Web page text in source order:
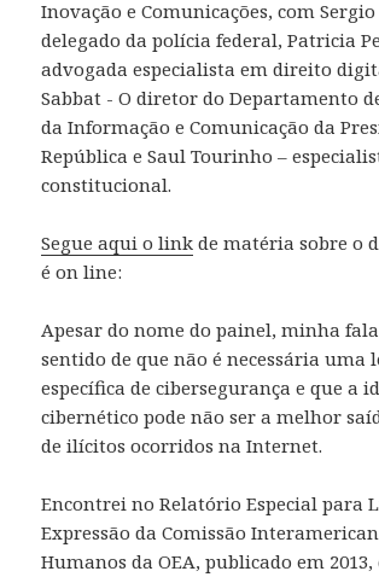
Inovação e Comunicações, com Sergio
delegado da polícia federal, Patricia
advogada especialista em direito
Sabbat - O diretor do Departamento
da Informação e Comunicação da
República e Saul Tourinho –
constitucional.
Segue aqui o link de matéria sobre o
é on line:
Apesar do nome do painel, minha
sentido de que não é necessária uma
específica de cibersegurança e que a
cibernético pode não ser a melhor
de ilícitos ocorridos na Internet.
Encontrei no Relatório Especial para
Expressão da Comissão
Humanos da OEA, publicado em